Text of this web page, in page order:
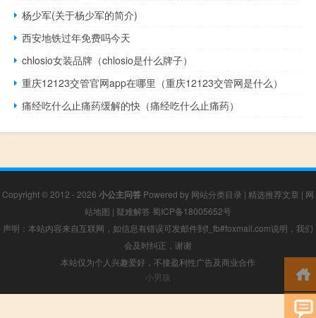
杨少军(关于杨少军的简介)
西安地铁过年免费吗今天
chlosio女装品牌（chlosio是什么牌子）
重庆12123交管官网app在哪里（重庆12123交管网是什么）
痛经吃什么止痛药缓解的快（痛经吃什么止痛药）
Copyright © 2012 - 2026 小公主问答 Powered by 网站分类目录 | 精选推荐文章 | 网
站地图 | 疑难解答 蜀ICP备18005652号
声明：本站内容来自互联网，如信息有错误可发邮件到f_fb#foxmail.com说明，我们
会及时纠正，谢谢
本站仅为个人兴趣爱好，不接盈利性广告及商业合作
小男孩